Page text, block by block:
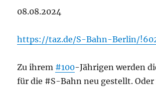
08.08.2024
https://taz.de/S-Bahn-Berlin/
Zu ihrem #100-Jährigen werden
für die #S-Bahn neu gestellt. Oder